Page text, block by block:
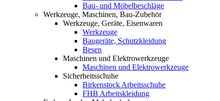
Bau- und Möbelbeschläge
Werkzeuge, Maschinen, Bau-Zubehör
Werkzeuge, Geräte, Eisenwaren
Werkzeuge
Baugeräte, Schutzkleidung
Besen
Maschinen und Elektrowerkzeuge
Maschinen und Elektrowerkzeuge
Sicherheitsschuhe
Birkenstock Arbeitsschuhe
FHB Arbeitskleidung